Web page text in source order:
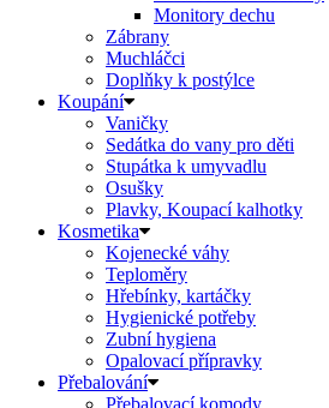
Monitory dechu
Zábrany
Muchláčci
Doplňky k postýlce
Koupání
Vaničky
Sedátka do vany pro děti
Stupátka k umyvadlu
Osušky
Plavky, Koupací kalhotky
Kosmetika
Kojenecké váhy
Teploměry
Hřebínky, kartáčky
Hygienické potřeby
Zubní hygiena
Opalovací přípravky
Přebalování
Přebalovací komody